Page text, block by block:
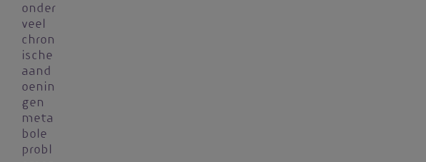
onder
veel
chron
ische
aand
oenin
gen
meta
bole
probl